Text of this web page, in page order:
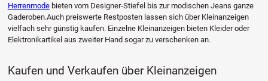
Herrenmodebieten vom Designer-Stiefel bis zur modischen Jeans ganze
Gaderoben.Auch preiswerte Restposten lassen sich über Kleinanzeigen
vielfach sehr günstig kaufen. Einzelne Kleinanzeigen bieten Kleider oder
Elektronikartikel aus zweiter Hand sogar zu verschenken an.
Kaufen und Verkaufen über Kleinanzeigen